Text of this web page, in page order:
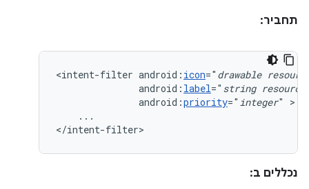
תחביר:
<intent-filter android: icon=" drawable
android: label=" string resource
android:priority=" integer"
...
</intent-filter>
נכללים ב: